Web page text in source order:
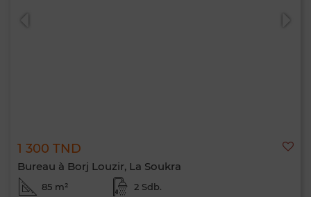
1 300 TND
Bureau à Borj Louzir, La Soukra
85 m² 2 Sdb.